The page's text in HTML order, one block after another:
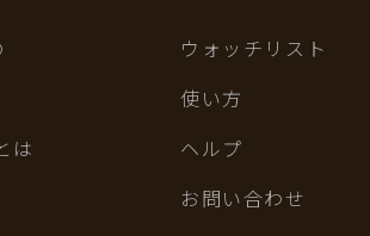
は
ウォッチリスト
使い方
ヘルプ
お問い合わせ